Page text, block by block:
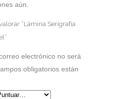
aún.
“Lámina Serigrafía
electrónico no será
obligatorios están